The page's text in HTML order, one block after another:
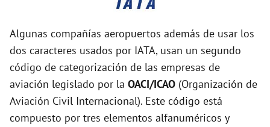
Algunas compañías aeropuertos además de usar los
dos caracteres usados por IATA, usan un segundo
código de categorización de las empresas de
aviación legislado por la OACI/ICAO (Organización de
Aviación Civil Internacional). Este código está
compuesto por tres elementos alfanuméricos y